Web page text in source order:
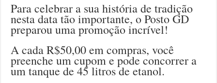
Para celebrar a sua história de tradição
nesta data tão importante, o Posto GD
preparou uma promoção incrível!
A cada R$50,00 em compras, você
preenche um cupom e pode concorrer a
um tanque de 45 litros de etanol.